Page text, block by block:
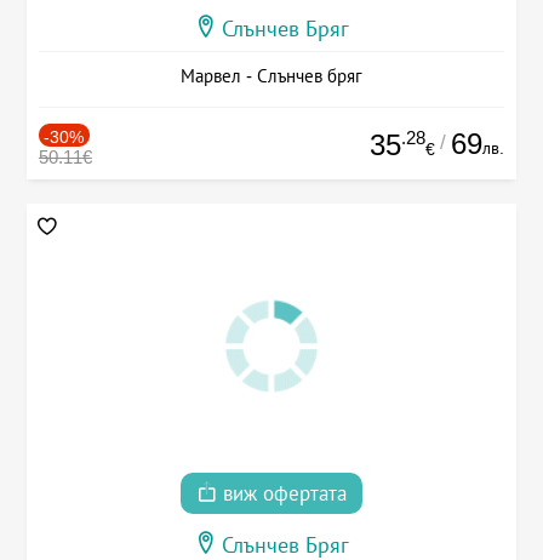
Слънчев Бряг
Марвел - Слънчев бряг
-30%
50.11€ 35.28
€ / 69лв.
виж офертата
Слънчев Бряг